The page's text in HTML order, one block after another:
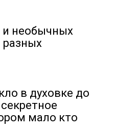
и необычных
разных
в духовке до
мало кто